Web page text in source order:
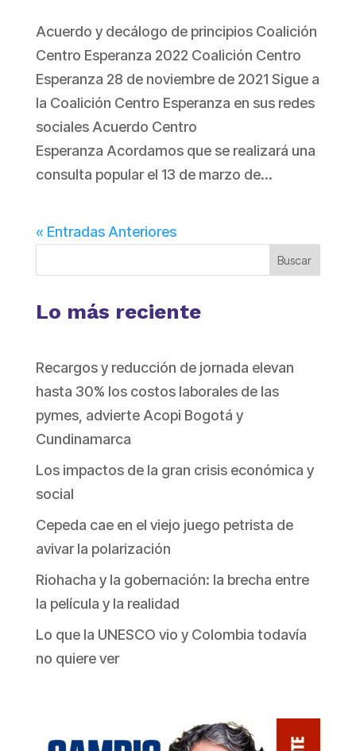
Acuerdo y decálogo de principios Coalición
Centro Esperanza 2022 Coalición Centro
Esperanza 28 de noviembre de 2021 Sigue a
la Coalición Centro Esperanza en sus redes
sociales Acuerdo Centro
Esperanza Acordamos que se realizará una
consulta popular el 13 de marzo de...
« Entradas Anteriores
Buscar
Lo más reciente
Recargos y reducción de jornada elevan
hasta 30% los costos laborales de las
pymes, advierte Acopi Bogotá y
Cundinamarca
Los impactos de la gran crisis económica y
social
Cepeda cae en el viejo juego petrista de
avivar la polarización
Riohacha y la gobernación: la brecha entre
la película y la realidad
Lo que la UNESCO vio y Colombia todavía
no quiere ver